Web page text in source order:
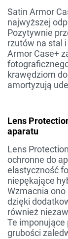
Satin Armor
najwyższej
Pozytywnie
rzutów na stal
Armor Case+
krawędziom
amortyzują
Lens
aparatu
Lens
ochronne do
elastyczność
niepękające
Wzmacnia ono
dzięki
również
Te imponujące
grubości